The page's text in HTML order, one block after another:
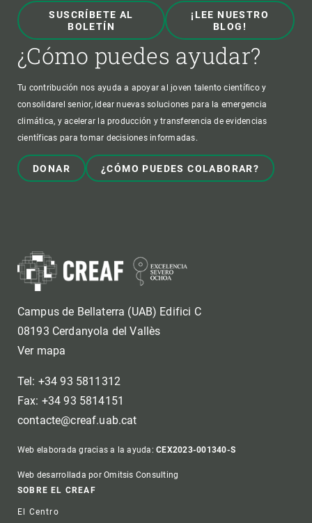
SUSCRÍBETE AL
BOLETÍN
¡LEE NUESTRO
BLOG!
¿Cómo puedes ayudar?
Tu contribución nos ayuda a apoyar al joven talento científico y
consolidarel senior, idear nuevas soluciones para la emergencia
climática, y acelerar la producción y transferencia de evidencias
científicas para tomar decisiones informadas.
DONAR ¿CÓMO PUEDES COLABORAR?
Campus de Bellaterra (UAB) Edifici C
08193 Cerdanyola del Vallès
Ver mapa
Tel: +34 93 5811312
Fax: +34 93 5814151
contacte@creaf.uab.cat
Web elaborada gracias a la ayuda:CEX2023-001340-S
Web desarrollada por Omitsis Consulting
Footer
SOBRE EL CREAF
El Centro